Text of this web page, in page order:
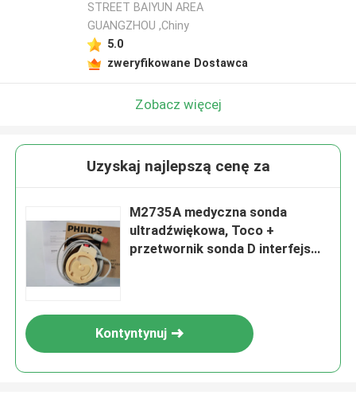
STREET BAIYUN AREA
GUANGZHOU ,Chiny
5.0
zweryfikowane Dostawca
Zobacz więcej
Uzyskaj najlepszą cenę za
M2735A medyczna sonda
ultradźwiękowa, Toco +
przetwornik sonda D interfejs
Kontyntynuj